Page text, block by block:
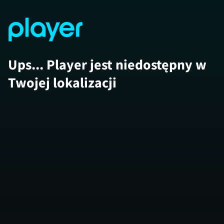
Ups... Player jest niedostępny w
Twojej lokalizacji